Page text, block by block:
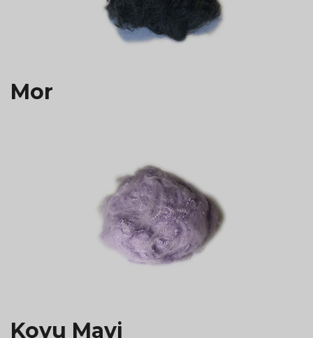
Mor
Koyu Mavi